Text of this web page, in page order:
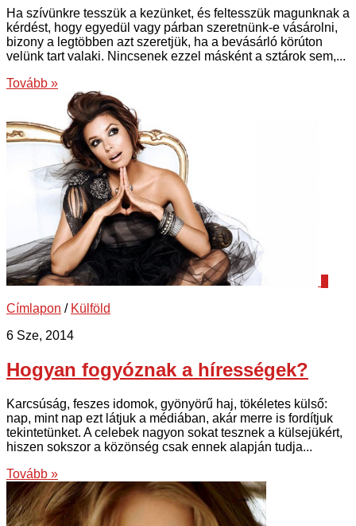
Ha szívünkre tesszük a kezünket, és feltesszük magunknak a
kérdést, hogy egyedül vagy párban szeretnünk-e vásárolni,
bizony a legtöbben azt szeretjük, ha a bevásárló körúton
velünk tart valaki. Nincsenek ezzel másként a sztárok sem,...
Tovább »
Címlapon / Külföld
6 Sze, 2014
Hogyan fogyóznak a hírességek?
Karcsúság, feszes idomok, gyönyörű haj, tökéletes külső:
nap, mint nap ezt látjuk a médiában, akár merre is fordítjuk
tekintetünket. A celebek nagyon sokat tesznek a külsejükért,
hiszen sokszor a közönség csak ennek alapján tudja...
Tovább »